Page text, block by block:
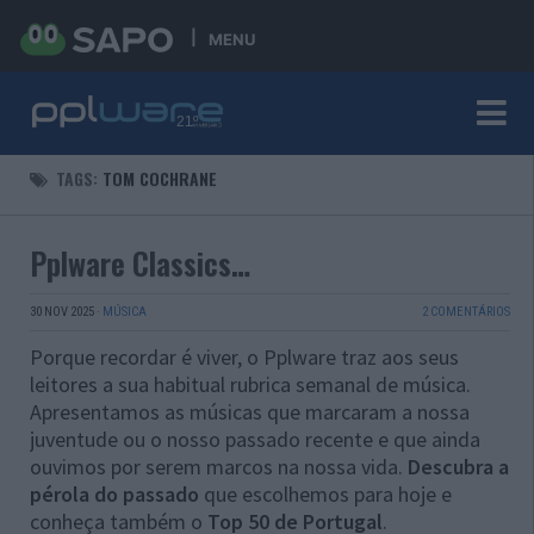
MENU
TAGS: TOM COCHRANE
Pplware Classics…
30 NOV 2025 · MÚSICA 2 COMENTÁRIOS
Porque recordar é viver, o Pplware traz aos seus
leitores a sua habitual rubrica semanal de música.
Apresentamos as músicas que marcaram a nossa
juventude ou o nosso passado recente e que ainda
ouvimos por serem marcos na nossa vida. Descubra a
pérola do passado que escolhemos para hoje e
conheça também o Top 50 de Portugal.